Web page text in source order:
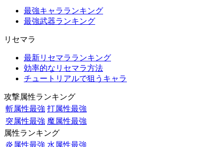
最強キャラランキング
最強武器ランキング
リセマラ
最新リセマラランキング
効率的なリセマラ方法
チュートリアルで狙うキャラ
攻撃属性ランキング
斬属性最強 打属性最強
突属性最強 魔属性最強
属性ランキング
炎属性最強 水属性最強